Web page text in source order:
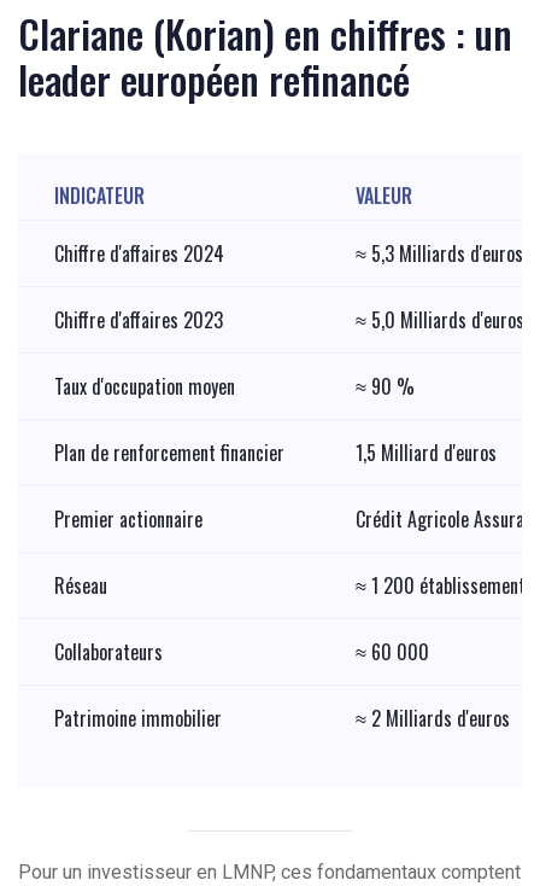
Clariane (Korian) en chiffres : un
leader européen refinancé
INDICATEUR
VALEUR
Chiffre d'affaires 2024
≈ 5,3 Milliards d'euros
Chiffre d'affaires 2023 ≈ 5,0 Milliards d'euros
Taux d'occupation moyen ≈ 90 %
Plan de renforcement financier 1,5 Milliard d'euros
Premier actionnaire Crédit Agricole
Réseau ≈ 1 200
Collaborateurs ≈ 60 000
Patrimoine immobilier ≈ 2 Milliards d'euros
Pour un investisseur en LMNP, ces fondamentaux comptent